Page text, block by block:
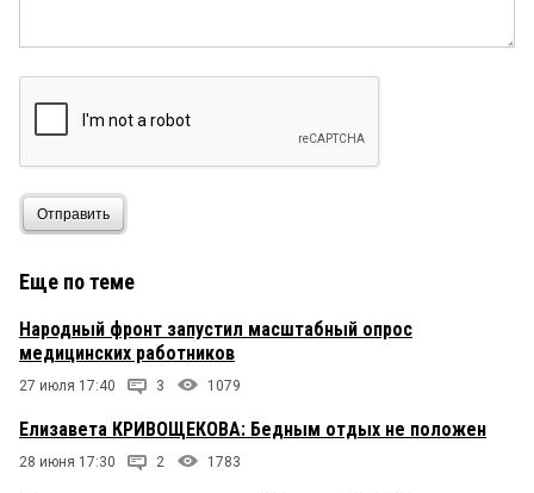
Отправить
Еще по теме
Народный фронт запустил масштабный опрос
медицинских работников
27 июля 17:40 3 1079
Елизавета КРИВОЩЕКОВА: Бедным отдых не положен
28 июня 17:30 2 1783